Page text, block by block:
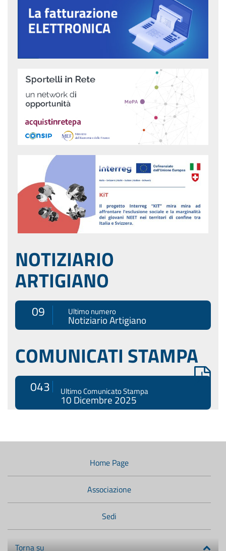
NOTIZIARIO
ARTIGIANO
09 Ultimo numero
Notiziario Artigiano
COMUNICATI STAMPA
043 Ultimo Comunicato Stampa
10 Dicembre 2025
Home Page
Associazione
Sedi
Torna su